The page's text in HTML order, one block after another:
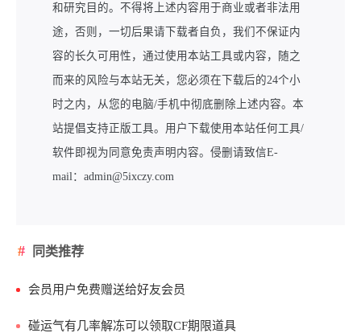
和研究目的。不得将上述内容用于商业或者非法用
途，否则，一切后果请下载者自负，我们不保证内
容的长久可用性，通过使用本站工具或内容，随之
而来的风险与本站无关，您必须在下载后的24个小
时之内，从您的电脑/手机中彻底删除上述内容。本
站提倡支持正版工具。用户下载使用本站任何工具/
软件即视为同意免责声明内容。侵删请致信E-
mail：admin@5ixczy.com
同类推荐
会员用户免费赠送给好友会员
碰运气有几率解冻可以领取CF期限道具